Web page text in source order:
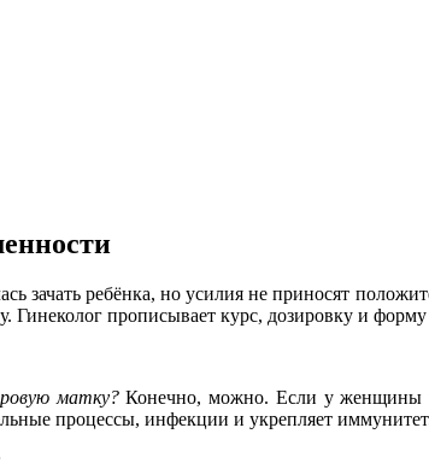
зачать ребёнка, но усилия не приносят
Гинеколог прописывает курс, дозировку и
матку?Конечно, можно. Если у женщины
процессы, инфекции и укрепляет